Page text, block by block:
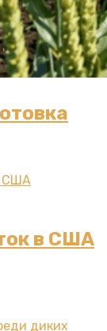
в США